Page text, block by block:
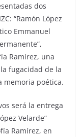
dos
“Ramón López
Emmanuel
Ramírez, una
fugacidad de la
memoria poética.
será la entrega
Velarde”
Ramírez, en